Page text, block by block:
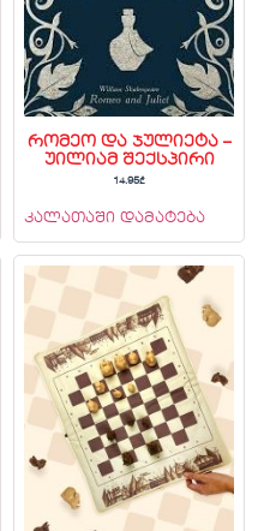
რომეო და ჯულიეტა –
უილიამ შექსპირი
14.95₾
კალათაში დამატება